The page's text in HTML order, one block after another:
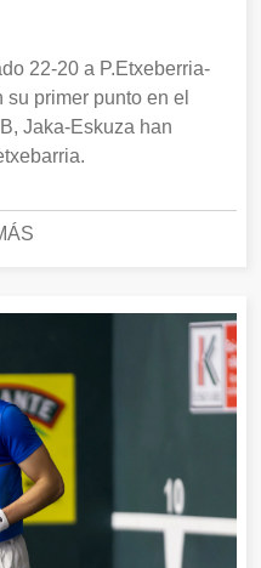
22-20 a P.Etxeberria-
su primer punto en el
Jaka-Eskuza han